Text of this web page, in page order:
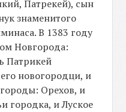
Патрекей), сын
знаменитого
В 1383 году
Новгорода:
Патрикей
новогородци, и
Орехов, и
городка, и Луское